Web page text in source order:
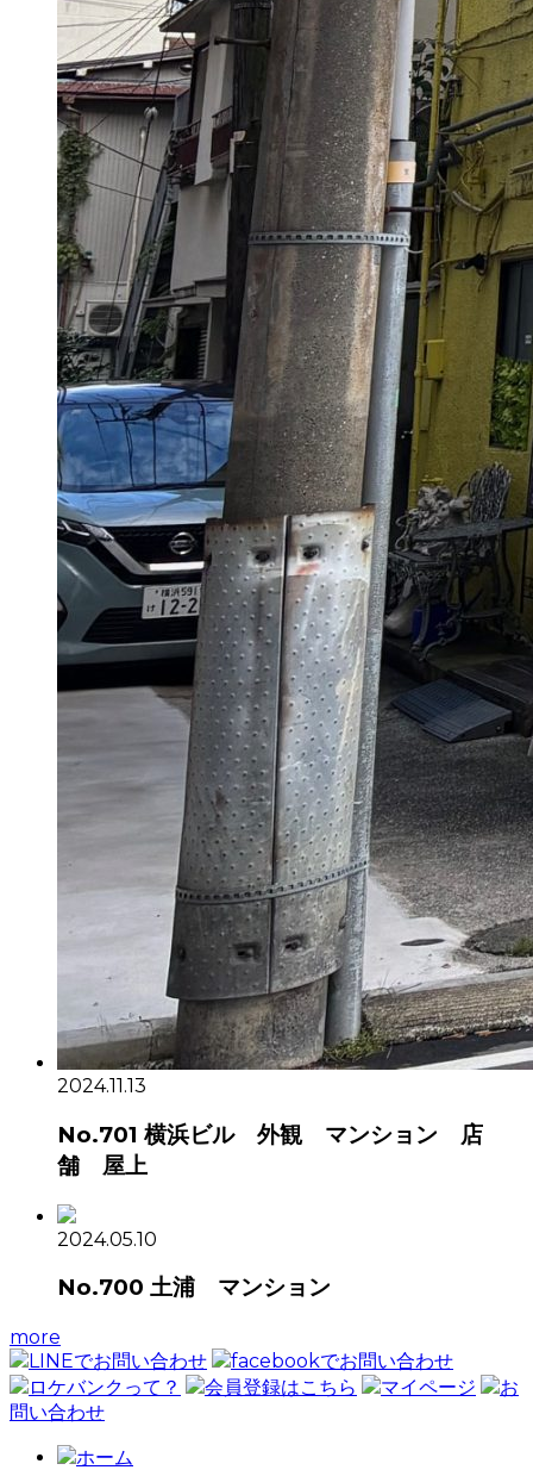
2024.11.13
No.701 横浜ビル 外観 マンション 店
舗 屋上
2024.05.10
No.700 土浦 マンション
more
LINEでお問い合わせ
facebookでお問い合わせ
ロケバンクって？
会員登録はこちら マイページ
お
問い合わせ
ホーム